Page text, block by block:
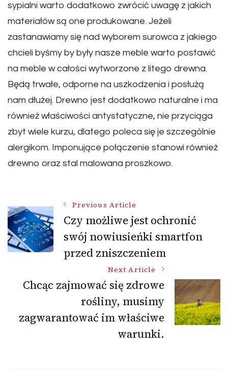
sypialni warto dodatkowo zwrócić uwagę z jakich
materiałów są one produkowane. Jeżeli
zastanawiamy się nad wyborem surowca z jakiego
chcieli byśmy by były nasze meble warto postawić
na meble w całości wytworzone z litego drewna.
Będą trwałe, odporne na uszkodzenia i posłużą
nam dłużej. Drewno jest dodatkowo naturalne i ma
również właściwości antystatyczne, nie przyciąga
zbyt wiele kurzu, dlatego poleca się je szczególnie
alergikom. Imponujące połączenie stanowi również
drewno oraz stal malowana proszkowo.
Post
Navigation
Previous Article
Czy możliwe jest ochronić
swój nowiusieńki smartfon
przed zniszczeniem
Next Article
Chcąc zajmować się zdrowe
rośliny, musimy
zagwarantować im właściwe
warunki.